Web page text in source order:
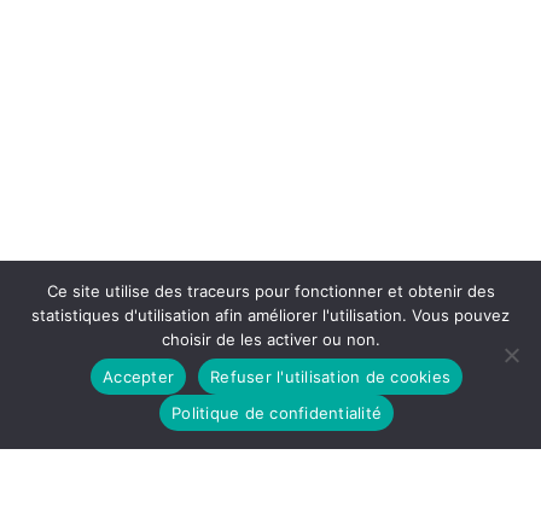
Ce site utilise des traceurs pour fonctionner et obtenir des
statistiques d'utilisation afin améliorer l'utilisation. Vous pouvez
choisir de les activer ou non.
Accepter
Refuser l'utilisation de cookies
Politique de confidentialité